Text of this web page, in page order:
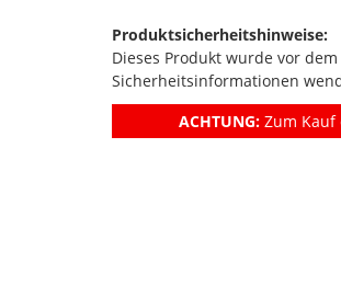
Produktsicherheitshinweise:
Dieses Produkt wurde vor
Sicherheitsinformationen
ACHTUNG: Zum